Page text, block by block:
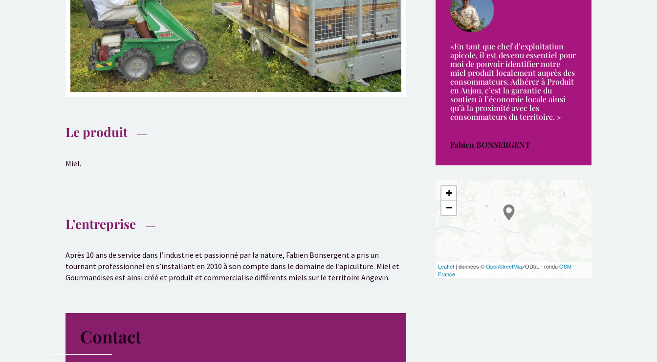
Le produit
Miel.
L’entreprise
Après 10 ans de service dans l’industrie et passionné par la nature, Fabien Bonsergent a pris un
tournant professionnel en s’installant en 2010 à son compte dans le domaine de l’apiculture. Miel et
Gourmandises est ainsi créé et produit et commercialise différents miels sur le territoire Angevin.
Contact
«En tant que chef d’exploitation
apicole, il est devenu essentiel pour
moi de pouvoir identifier notre
miel produit localement auprès des
consommateurs. Adhérer à Produit
en Anjou, c’est la garantie du
soutien à l’économie locale ainsi
qu’à la proximité avec les
consommateurs du territoire. »
Fabien BONSERGENT
+
−
Leaflet| données ©OpenStreetMap/ODbL - renduOSM
France